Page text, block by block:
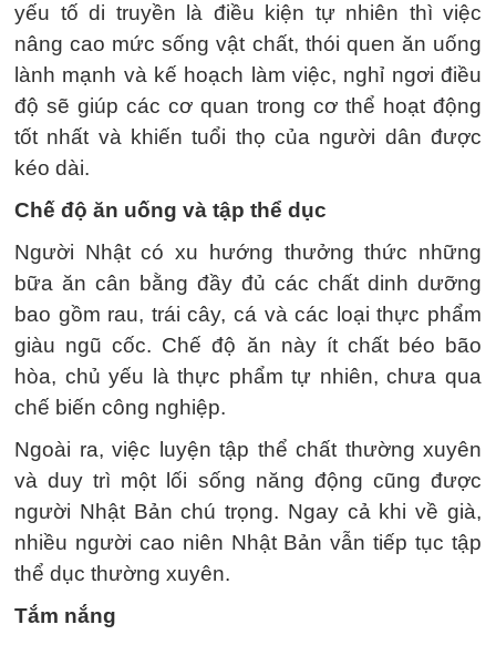
yếu tố di truyền là điều kiện tự nhiên thì việc
nâng cao mức sống vật chất, thói quen ăn uống
lành mạnh và kế hoạch làm việc, nghỉ ngơi điều
độ sẽ giúp các cơ quan trong cơ thể hoạt động
tốt nhất và khiến tuổi thọ của người dân được
kéo dài.
Chế độ ăn uống và tập thể dục
Người Nhật có xu hướng thưởng thức những
bữa ăn cân bằng đầy đủ các chất dinh dưỡng
bao gồm rau, trái cây, cá và các loại thực phẩm
giàu ngũ cốc. Chế độ ăn này ít chất béo bão
hòa, chủ yếu là thực phẩm tự nhiên, chưa qua
chế biến công nghiệp.
Ngoài ra, việc luyện tập thể chất thường xuyên
và duy trì một lối sống năng động cũng được
người Nhật Bản chú trọng. Ngay cả khi về già,
nhiều người cao niên Nhật Bản vẫn tiếp tục tập
thể dục thường xuyên.
Tắm nắng